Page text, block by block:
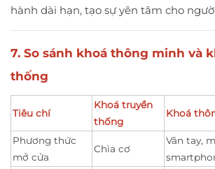
hành dài hạn, tạo sự yên tâm cho
7. So sánh khoá thông minh và
thống
Tiêu chí
Khoá truyền
thống
Khoá
Phương thức
mở cửa
Chìa cơ
Vân tay,